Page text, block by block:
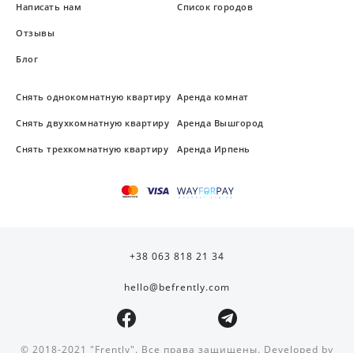
Написать нам
Отзывы
Блог
Список городов
Снять однокомнатную квартиру
Снять двухкомнатную квартиру
Снять трехкомнатную квартиру
Аренда комнат
Аренда Вышгород
Аренда Ирпень
+38 063 818 21 34
hello@befrently.com
© 2018-2021 "Frently". Все права защищены. Developed by